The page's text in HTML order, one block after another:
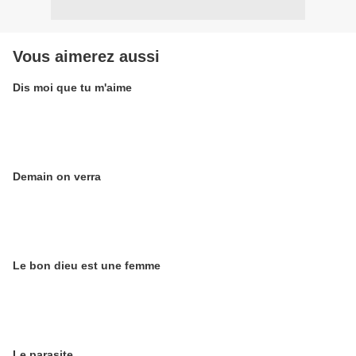
Vous aimerez aussi
Dis moi que tu m'aime
Demain on verra
Le bon dieu est une femme